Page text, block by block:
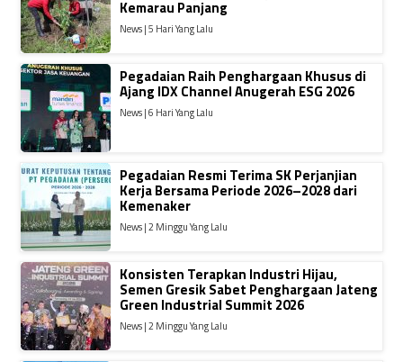
Kemarau Panjang
News | 5 Hari Yang Lalu
Pegadaian Raih Penghargaan Khusus di
Ajang IDX Channel Anugerah ESG 2026
News | 6 Hari Yang Lalu
Pegadaian Resmi Terima SK Perjanjian
Kerja Bersama Periode 2026–2028 dari
Kemenaker
News | 2 Minggu Yang Lalu
Konsisten Terapkan Industri Hijau,
Semen Gresik Sabet Penghargaan Jateng
Green Industrial Summit 2026
News | 2 Minggu Yang Lalu